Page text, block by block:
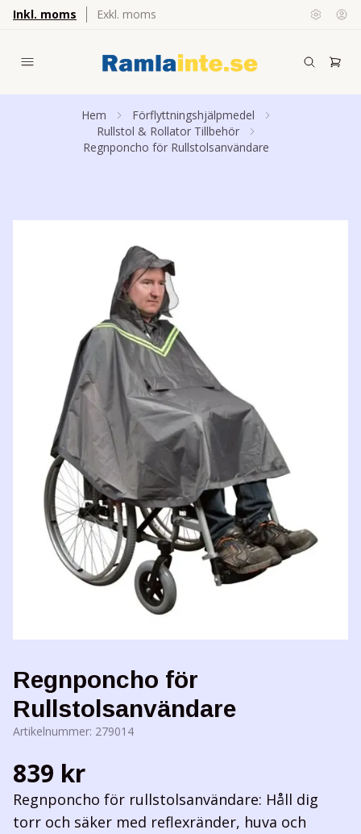
Inkl. moms Exkl. moms
Hem
Förflyttningshjälpmedel
Rullstol & Rollator Tillbehör
Regnponcho för Rullstolsanvändare
Regnponcho för
Rullstolsanvändare
Artikelnummer: 279014
839 kr
Regnponcho för rullstolsanvändare: Håll dig
torr och säker med reflexränder, huva och